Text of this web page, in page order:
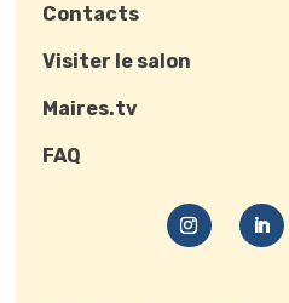
Contacts
Visiter le salon
Maires.tv
FAQ